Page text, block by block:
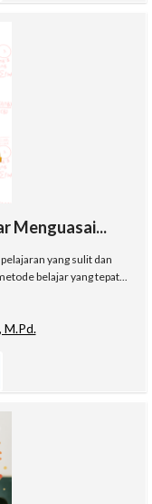
Menguasai...
yang sulit dan
belajar yang tepat...
M.Pd.